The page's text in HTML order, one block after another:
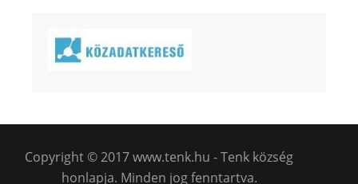
Copyright © 2017 www.tenk.hu - Tenk község
honlapja. Minden jog fenntartva.